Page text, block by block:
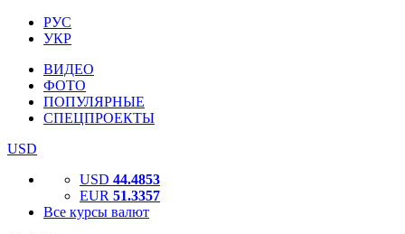
РУС
УКР
ВИДЕО
ФОТО
ПОПУЛЯРНЫЕ
СПЕЦПРОЕКТЫ
USD
USD 44.4853
EUR 51.3357
Все курсы валют